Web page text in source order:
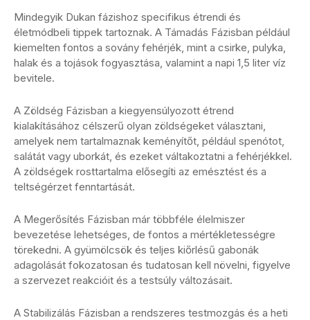
Mindegyik Dukan fázishoz specifikus étrendi és
életmódbeli tippek tartoznak. A Támadás Fázisban például
kiemelten fontos a sovány fehérjék, mint a csirke, pulyka,
halak és a tojások fogyasztása, valamint a napi 1,5 liter víz
bevitele.
A Zöldség Fázisban a kiegyensúlyozott étrend
kialakításához célszerű olyan zöldségeket választani,
amelyek nem tartalmaznak keményítőt, például spenótot,
salátát vagy uborkát, és ezeket váltakoztatni a fehérjékkel.
A zöldségek rosttartalma elősegíti az emésztést és a
teltségérzet fenntartását.
A Megerősítés Fázisban már többféle élelmiszer
bevezetése lehetséges, de fontos a mértékletességre
törekedni. A gyümölcsök és teljes kiőrlésű gabonák
adagolását fokozatosan és tudatosan kell növelni, figyelve
a szervezet reakcióit és a testsúly változásait.
A Stabilizálás Fázisban a rendszeres testmozgás és a heti